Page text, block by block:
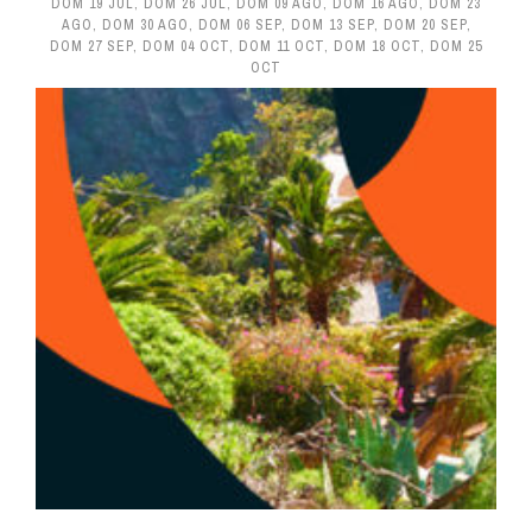
DOM 19 JUL, DOM 26 JUL, DOM 09 AGO, DOM 16 AGO, DOM 23
AGO, DOM 30 AGO, DOM 06 SEP, DOM 13 SEP, DOM 20 SEP,
DOM 27 SEP, DOM 04 OCT, DOM 11 OCT, DOM 18 OCT, DOM 25
OCT